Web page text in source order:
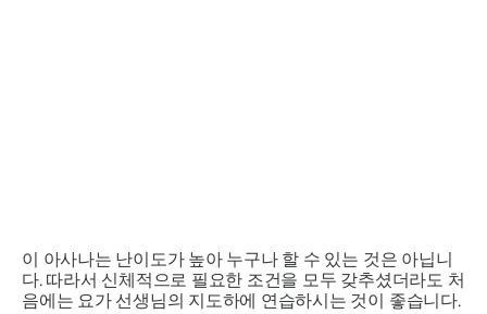
이 아사나는 난이도가 높아 누구나 할 수 있는 것은 아닙니
다. 따라서 신체적으로 필요한 조건을 모두 갖추셨더라도 처
음에는 요가 선생님의 지도하에 연습하시는 것이 좋습니다.